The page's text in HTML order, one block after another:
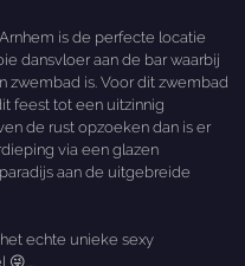
is de perfecte locatie
dansvloer aan de bar waarbij
zwembad is. Voor dit zwembad
feest tot een uitzinnig
de rust opzoeken dan is er
via een glazen
aan de uitgebreide
echte unieke sexy
😜.…